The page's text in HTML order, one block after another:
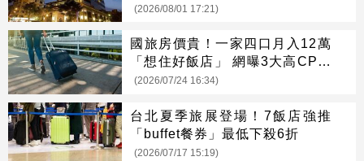
(2026/08/01 17:21)
國旅房價貴！一家四口月入12萬
「想住好飯店」 網曝3大高CP值
解方
(2026/07/24 16:34)
台北夏季旅展登場！7飯店強推
「buffet餐券」最低下殺6折
(2026/07/17 15:19)